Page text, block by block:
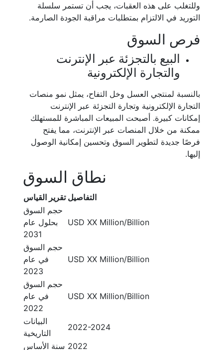
وللتغلب على هذه العقبات، يجب أن تستمر سلسلة
التوريد في الالتزام بمتطلبات مراقبة الجودة الصارمة.
فرص السوق
البيع بالتجزئة عبر الإنترنت
والتجارة الإلكترونية
بالنسبة لمنتجي العسل وخل التفاح، يمثل نمو منصات
التجارة الإلكترونية وتجارة التجزئة عبر الإنترنت
إمكانات كبيرة. أصبحت المبيعات المباشرة للمستهلك
ممكنة من خلال المنصات عبر الإنترنت، مما يفتح
فرصًا جديدة لتطوير السوق وتحسين إمكانية الوصول
إليها.
نطاق السوق
تقرير القياس التفاصيل
حجم السوق
بحلول عام
2031
USD XX Million/Billion
حجم السوق
في عام
2023
USD XX Million/Billion
حجم السوق
في عام
2022
USD XX Million/Billion
البيانات
التاريخية
2022-2024
سنة الأساس 2022